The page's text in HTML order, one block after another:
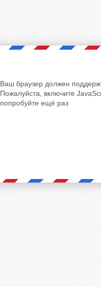
Ваш браузер должен
Пожалуйста, включите
попробуйте ещё раз